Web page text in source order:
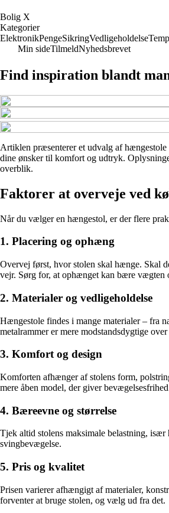
Bolig X
Kategorier
ElektronikPengeSikringVedligeholdelse
Min sideTilmeldNyhedsbrevet
Find inspiration blandt
Artiklen præsenterer et udvalg af
dine ønsker til komfort og udtryk.
overblik.
Faktorer at overveje ved
Når du vælger en hængestol, er der flere
1. Placering og ophæng
Overvej først, hvor stolen skal hænge. Skal
vejr. Sørg for, at ophænget kan bære vægten
2. Materialer og vedligeholdelse
Hængestole findes i mange materialer – fra
metalrammer er mere modstandsdygtige
3. Komfort og design
Komforten afhænger af stolens form,
mere åben model, der giver
4. Bæreevne og størrelse
Tjek altid stolens maksimale belastning,
svingbevægelse.
5. Pris og kvalitet
Prisen varierer afhængigt af materialer,
forventer at bruge stolen, og vælg ud fra det.